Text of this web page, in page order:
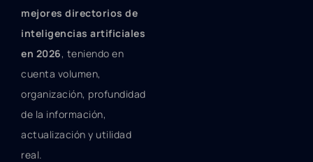
mejores directorios de
inteligencias artificiales
en 2026, teniendo en
cuenta volumen,
organización, profundidad
de la información,
actualización y utilidad
real.